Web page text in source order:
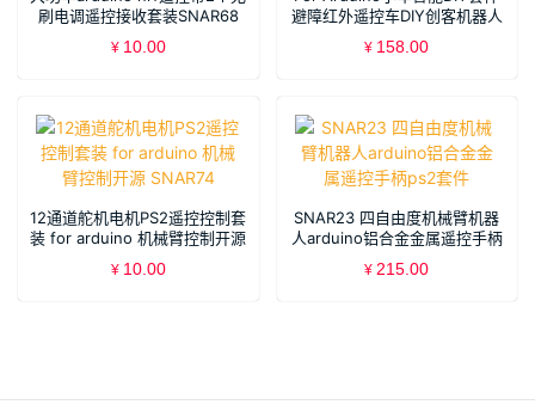
刷电调遥控接收套装SNAR68
¥ 10.00
避障红外遥控车DIY创客机器人
SNAR80
¥ 158.00
12通道舵机电机PS2遥控控制套
装 for arduino 机械臂控制开源
SNAR74
¥ 10.00
SNAR23 四自由度机械臂机器
人arduino铝合金金属遥控手柄
ps2套件
¥ 215.00